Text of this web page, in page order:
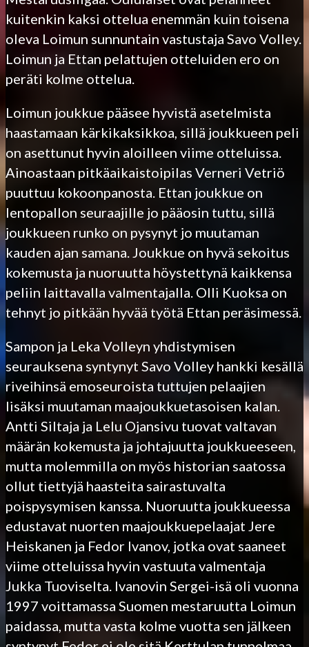
kuitenkin kaksi ottelua enemmän kuin toisena
oleva Loimun sunnuntain vastustaja Savo Volley.
Loimun ja Ettan pelattujen otteluiden ero on
peräti kolme ottelua.
Loimun joukkue pääsee hyvistä asetelmista
haastamaan kärkikaksikkoa, sillä joukkueen peli
on asettunut hyvin aloilleen viime otteluissa.
Ainoastaan pitkäaikaistoipilas Verneri Vetriö
puuttuu kokoonpanosta. Ettan joukkue on
lentopallon seuraajille jo pääosin tuttu, sillä
joukkueen runko on pysynyt jo muutaman
kauden ajan samana. Joukkue on hyvä sekoitus
kokemusta ja nuoruutta höystettynä kaikkensa
peliin laittavalla valmentajalla. Olli Kuoksa on
tehnyt jo pitkään hyvää työtä Ettan peräsimessä.
Sampon ja Leka Volleyn yhdistymisen
seurauksena syntynyt Savo Volley hankki kesällä
riveihinsä emoseuroista tuttujen pelaajien
lisäksi muutaman maajoukkuetasoisen kalan.
Antti Siltaja ja Lelu Ojansivu tuovat valtavan
määrän kokemusta ja johtajuutta joukkueeseen,
mutta molemmilla on myös historian saatossa
ollut tiettyjä haasteita sairastuvalta
poispysymisen kanssa. Nuoruutta joukkueessa
edustavat nuorten maajoukkuepelaajat Jere
Heiskanen ja Fedor Ivanov, jotka ovat saaneet
viime otteluissa hyvin vastuuta valmentaja
Jukka Tuoviselta. Ivanovin Sergei-isä oli vuonna
1997 voittamassa Suomen mestaruutta Loimun
paidassa, mutta vasta kolme vuotta sen jälkeen